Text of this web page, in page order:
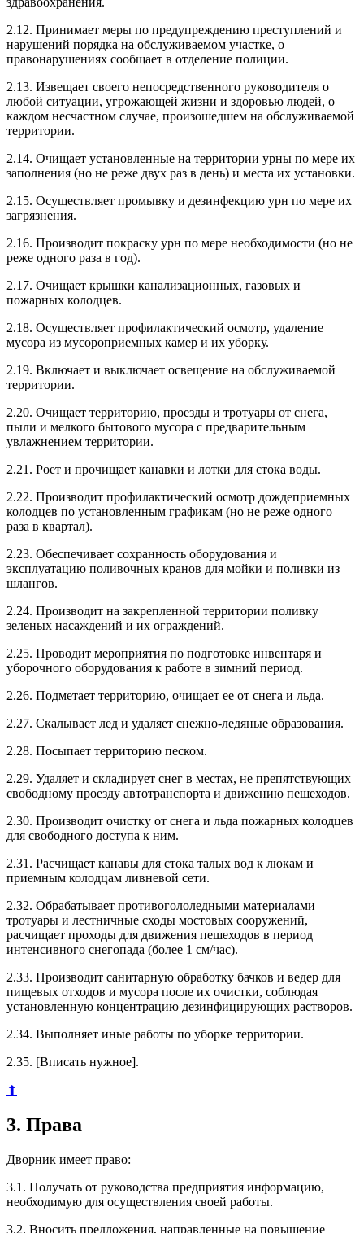
2.12. Принимает меры по предупреждению преступлений и
нарушений порядка на обслуживаемом участке, о
правонарушениях сообщает в отделение полиции.
2.13. Извещает своего непосредственного руководителя о
любой ситуации, угрожающей жизни и здоровью людей, о
каждом несчастном случае, произошедшем на обслуживаемой
территории.
2.14. Очищает установленные на территории урны по мере их
заполнения (но не реже двух раз в день) и места их установки.
2.15. Осуществляет промывку и дезинфекцию урн по мере их
загрязнения.
2.16. Производит покраску урн по мере необходимости (но не
реже одного раза в год).
2.17. Очищает крышки канализационных, газовых и
пожарных колодцев.
2.18. Осуществляет профилактический осмотр, удаление
мусора из мусороприемных камер и их уборку.
2.19. Включает и выключает освещение на обслуживаемой
территории.
2.20. Очищает территорию, проезды и тротуары от снега,
пыли и мелкого бытового мусора с предварительным
увлажнением территории.
2.21. Роет и прочищает канавки и лотки для стока воды.
2.22. Производит профилактический осмотр дождеприемных
колодцев по установленным графикам (но не реже одного
раза в квартал).
2.23. Обеспечивает сохранность оборудования и
эксплуатацию поливочных кранов для мойки и поливки из
шлангов.
2.24. Производит на закрепленной территории поливку
зеленых насаждений и их ограждений.
2.25. Проводит мероприятия по подготовке инвентаря и
уборочного оборудования к работе в зимний период.
2.26. Подметает территорию, очищает ее от снега и льда.
2.27. Скалывает лед и удаляет снежно-ледяные образования.
2.28. Посыпает территорию песком.
2.29. Удаляет и складирует снег в местах, не препятствующих
свободному проезду автотранспорта и движению пешеходов.
2.30. Производит очистку от снега и льда пожарных колодцев
для свободного доступа к ним.
2.31. Расчищает канавы для стока талых вод к люкам и
приемным колодцам ливневой сети.
2.32. Обрабатывает противогололедными материалами
тротуары и лестничные сходы мостовых сооружений,
расчищает проходы для движения пешеходов в период
интенсивного снегопада (более 1 см/час).
2.33. Производит санитарную обработку бачков и ведер для
пищевых отходов и мусора после их очистки, соблюдая
установленную концентрацию дезинфицирующих растворов.
2.34. Выполняет иные работы по уборке территории.
2.35. [Вписать нужное].
⬆
3. Права
Дворник имеет право:
3.1. Получать от руководства предприятия информацию,
необходимую для осуществления своей работы.
3.2. Вносить предложения, направленные на повышение